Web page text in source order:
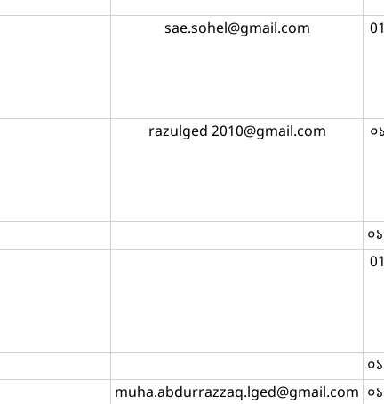
‍sae.sohel@gmail.com
razulged 2010@gmail.com
muha.abdurrazzaq.lged@gmail.com